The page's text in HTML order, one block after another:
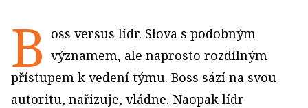
B oss versus lídr. Slova s podobným
významem, ale naprosto rozdílným
přístupem k vedení týmu. Boss sází na svou
autoritu, nařizuje, vládne. Naopak lídr